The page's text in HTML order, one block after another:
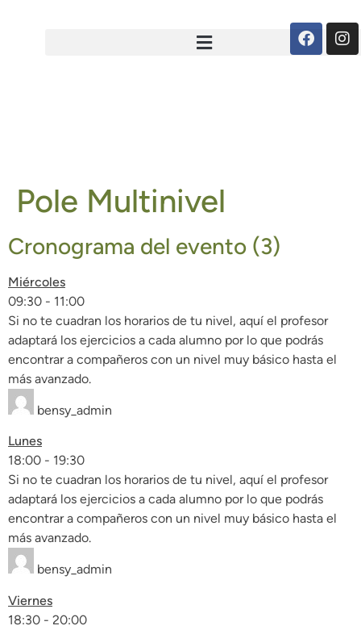
Pole Multinivel
Cronograma del evento (3)
Miércoles
09:30 - 11:00
Si no te cuadran los horarios de tu nivel, aquí el profesor
adaptará los ejercicios a cada alumno por lo que podrás
encontrar a compañeros con un nivel muy básico hasta el
más avanzado.
bensy_admin
Lunes
18:00 - 19:30
Si no te cuadran los horarios de tu nivel, aquí el profesor
adaptará los ejercicios a cada alumno por lo que podrás
encontrar a compañeros con un nivel muy básico hasta el
más avanzado.
bensy_admin
Viernes
18:30 - 20:00